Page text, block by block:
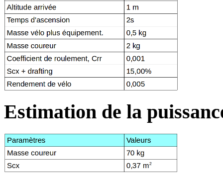
Estimation de la